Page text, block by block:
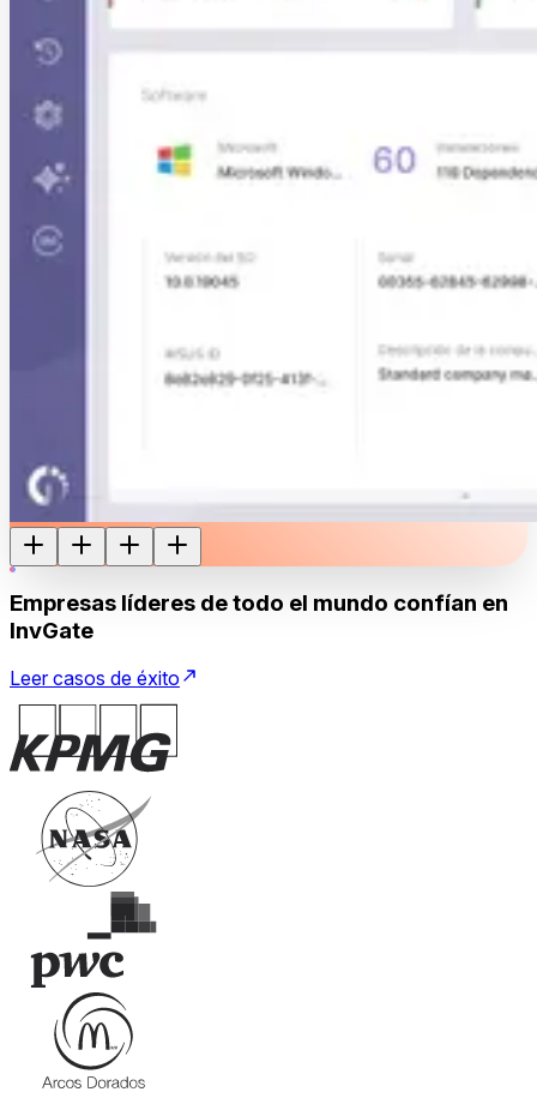
Empresas líderes de todo el mundo confían en
InvGate
Leer casos de éxito